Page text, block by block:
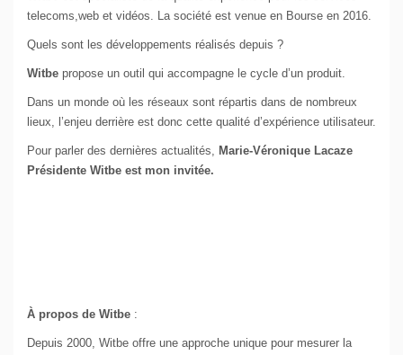
telecoms,web et vidéos. La société est venue en Bourse en 2016.
Quels sont les développements réalisés depuis ?
Witbe propose un outil qui accompagne le cycle d’un produit.
Dans un monde où les réseaux sont répartis dans de nombreux
lieux, l’enjeu derrière est donc cette qualité d’expérience utilisateur.
Pour parler des dernières actualités, Marie-Véronique Lacaze
Présidente Witbe est mon invitée.
À propos de Witbe :
Depuis 2000, Witbe offre une approche unique pour mesurer la